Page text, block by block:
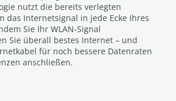
nutzt die bereits verlegten
das Internetsignal in jede Ecke Ihres
Sie Ihr WLAN-Signal
Sie überall bestes Internet – und
für noch bessere Datenraten
anschließen.